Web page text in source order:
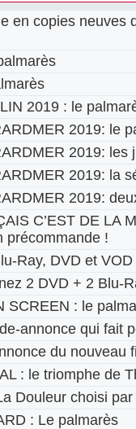
en copies neuves
2019 : le
2019: le
2019: les
2019: la
2019:
C’EST DE LA
précommande !
Ray, DVD et VOD
2 DVD + 2 Blu-
SCREEN : le
annonce qui fait
du nouveau
: le triomphe de
Douleur choisi
: Le palmarès